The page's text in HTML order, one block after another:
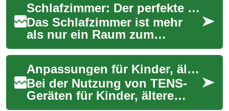
Schlafzimmer: Der perfekte Rückzugsort für erholsamen Schlaf und Entspannung
Das Schlafzimmer ist mehr
als nur ein Raum zum
Schlafen. Es ist ein
persönlicher Rückzugsort, in
dem wir uns erholen,...
Anpassungen für Kinder, ältere Erwachsene und besondere Patientengruppen
Bei der Nutzung von TENS-
Geräten für Kinder, ältere
Erwachsene und spezielle